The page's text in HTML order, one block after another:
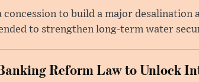
concession to build a major desalination
to strengthen long-term water
Reform Law to Unlock